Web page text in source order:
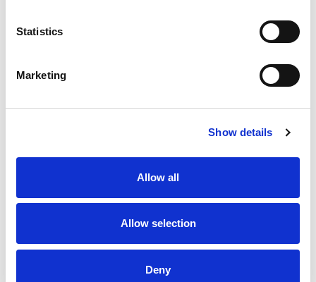
Statistics
Marketing
Show details
Allow all
Allow selection
Deny